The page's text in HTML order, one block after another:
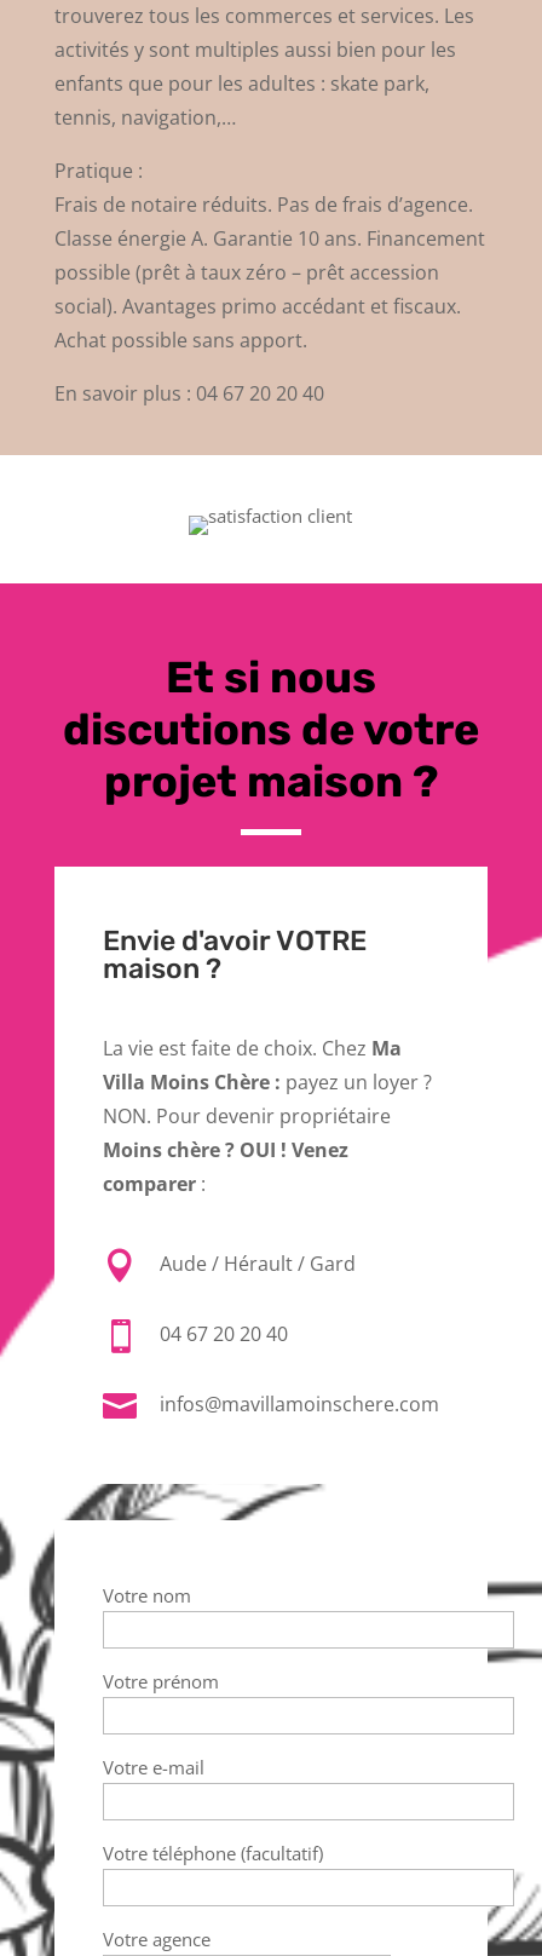
trouverez tous les commerces et services. Les
activités y sont multiples aussi bien pour les
enfants que pour les adultes : skate park,
tennis, navigation,…
Pratique :
Frais de notaire réduits. Pas de frais d’agence.
Classe énergie A. Garantie 10 ans. Financement
possible (prêt à taux zéro – prêt accession
social). Avantages primo accédant et fiscaux.
Achat possible sans apport.
En savoir plus : 04 67 20 20 40
Et si nous
discutions de votre
projet maison ?
Envie d'avoir VOTRE
maison ?
La vie est faite de choix. Chez Ma
Villa Moins Chère : payez un loyer ?
NON. Pour devenir propriétaire
Moins chère ? OUI ! Venez
comparer:
 Aude / Hérault / Gard
 04 67 20 20 40
 infos@mavillamoinschere.com
Votre nom
Votre prénom
Votre e-mail
Votre téléphone (facultatif)
Votre agence